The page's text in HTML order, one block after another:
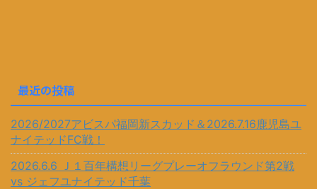
最近の投稿
2026/2027アビスパ福岡新スカッド＆2026.7.16鹿児島ユ
ナイテッドFC戦！
2026.6.6 Ｊ１百年構想リーグプレーオフラウンド第2戦
vs ジェフユナイテッド千葉